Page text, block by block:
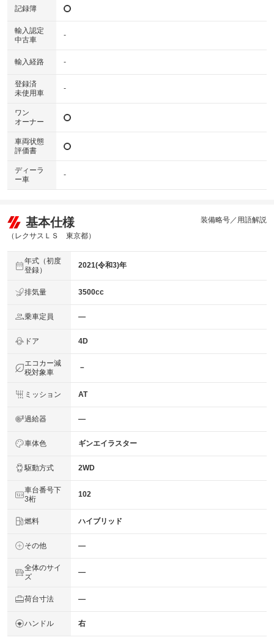
記録簿
輸入認定
中古車
-
輸入経路 -
登録済
未使用車
-
ワン
オーナー
車両状態
評価書
ディーラ
ー車
-
基本仕様
（レクサスＬＳ 東京都）
装備略号／用語解説
年式（初度
登録）
2021(令和3)年
排気量 3500cc
乗車定員 ―
ドア 4D
エコカー減
税対象車
－
ミッション AT
過給器 ―
車体色 ギンエイラスター
駆動方式 2WD
車台番号下
3桁
102
燃料 ハイブリッド
その他 ―
全体のサイ
ズ
―
荷台寸法 ―
ハンドル 右